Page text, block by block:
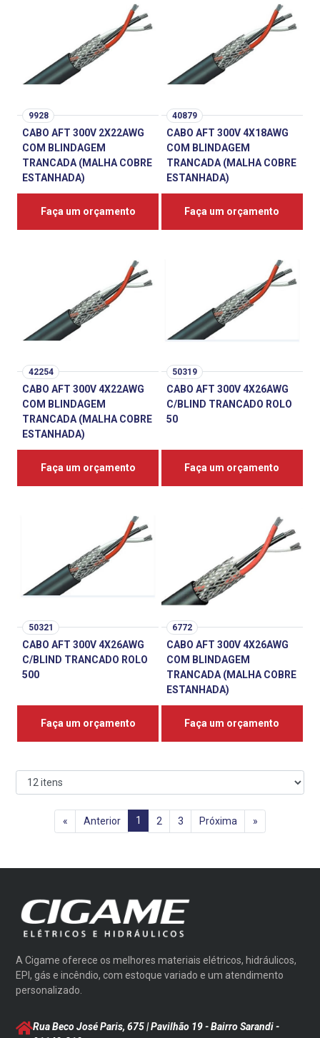
9928
CABO AFT 300V 2X22AWG
COM BLINDAGEM
TRANCADA (MALHA COBRE
ESTANHADA)
Faça um orçamento
40879
CABO AFT 300V 4X18AWG
COM BLINDAGEM
TRANCADA (MALHA COBRE
ESTANHADA)
Faça um orçamento
42254
CABO AFT 300V 4X22AWG
COM BLINDAGEM
TRANCADA (MALHA COBRE
ESTANHADA)
Faça um orçamento
50319
CABO AFT 300V 4X26AWG
C/BLIND TRANCADO ROLO
50
Faça um orçamento
50321
CABO AFT 300V 4X26AWG
C/BLIND TRANCADO ROLO
500
Faça um orçamento
6772
CABO AFT 300V 4X26AWG
COM BLINDAGEM
TRANCADA (MALHA COBRE
ESTANHADA)
Faça um orçamento
« Anterior 1 2 3 Próxima »
A Cigame oferece os melhores materiais elétricos, hidráulicos,
EPI, gás e incêndio, com estoque variado e um atendimento
personalizado.
Rua Beco José Paris, 675 | Pavilhão 19 - Bairro Sarandi-